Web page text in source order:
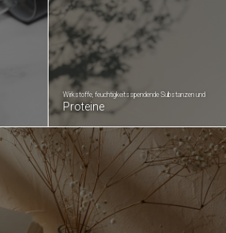
Wirkstoffe, feuchtigkeitsspendende Substanzen und
Proteine